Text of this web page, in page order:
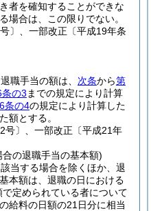
者を確知することができな
場合は、この限りでない。
〕、一部改正〔平成19年条
職手当の額は、 次条から第
の3 までの規定により計算
条の4の規定により計算した
額とする。
号〕、一部改正〔平成21年
の退職手当の基本額)
当する場合を除くほか、退
本額は、退職の日における
定められている者について
給料の日額の21日分に相当